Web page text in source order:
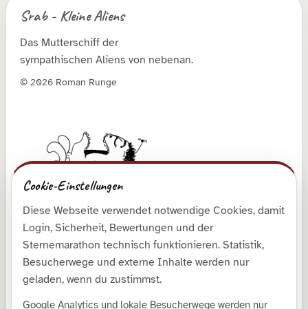
Srab - Kleine Aliens
Das Mutterschiff der
sympathischen Aliens von nebenan.
© 2026 Roman Runge
Entdecken
Shop
Galerie
Kollektionen
Cookie-Einstellungen
Diese Webseite verwendet notwendige Cookies, damit
Login, Sicherheit, Bewertungen und der
Sternemarathon technisch funktionieren. Statistik,
Besucherwege und externe Inhalte werden nur
geladen, wenn du zustimmst.
Google Analytics und lokale Besucherwege werden nur